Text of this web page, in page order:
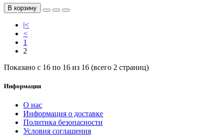
В корзину
|<
<
1
2
Показано с 16 по 16 из 16 (всего 2 страниц)
Информация
О нас
Информация о доставке
Политика безопасности
Условия соглашения